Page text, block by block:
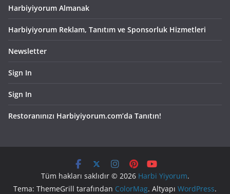
Harbiyiyorum Almanak
Harbiyiyorum Reklam, Tanıtım ve Sponsorluk Hizmetleri
Newsletter
Sign In
Sign In
Restoranınızı Harbiyiyorum.com’da Tanıtın!
Tüm hakları saklıdır © 2026 Harbi Yiyorum.
Tema: ThemeGrill tarafından ColorMag. Altyapı WordPress.